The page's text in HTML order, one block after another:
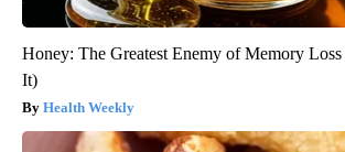
Honey: The Greatest Enemy of Memory
It)
Health Weekly